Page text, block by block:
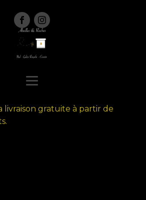
livraison gratuite à partir de